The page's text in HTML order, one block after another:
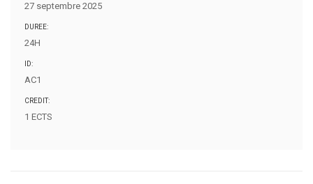
27 septembre 2025
DUREE:
24H
ID:
AC1
CREDIT:
1 ECTS